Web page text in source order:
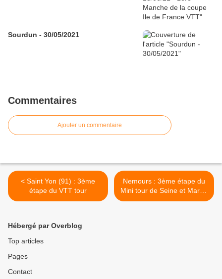
Sourdun - 30/05/2021
Commentaires
Ajouter un commentaire
< Saint Yon (91) : 3ème
étape du VTT tour
Nemours : 3ème étape du
Mini tour de Seine et Marne
>
Hébergé par Overblog
Top articles
Pages
Contact